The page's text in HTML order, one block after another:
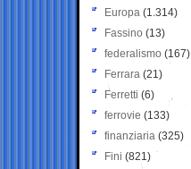
Europa (1.314)
Fassino (13)
federalismo (167)
Ferrara (21)
Ferretti (6)
ferrovie (133)
finanziaria (325)
Fini (821)